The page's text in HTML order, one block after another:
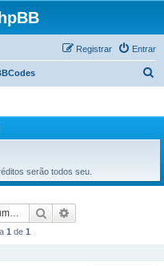
Entrar
Registrar
s
serão todos seu.
Pesquisar
1 de 1